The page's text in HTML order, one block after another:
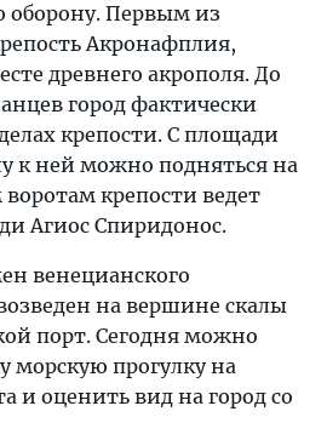
оборону. Первым из
Акронафплия,
древнего акрополя. До
город фактически
крепости. С площади
к ней можно подняться на
крепости ведет
Агиос Спиридонос.
венецианского
на вершине скалы
порт. Сегодня можно
морскую прогулку на
и оценить вид на город со